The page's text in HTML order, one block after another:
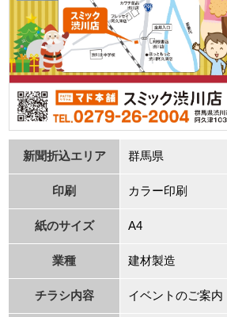
新聞折込エリア 群⾺県
印刷 カラー印刷
紙のサイズ A4
業種 建材製造
チラシ内容 イベントのご案内